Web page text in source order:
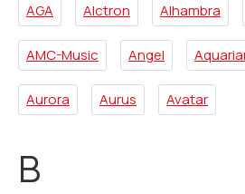
AGA Alctron Alhambra
AMC-Music Angel
Aurora Aurus Avatar
B